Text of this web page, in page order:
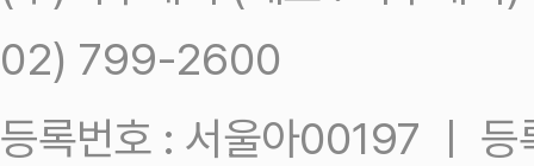
02) 799-2600
등록번호 : 서울아00197 ㅣ